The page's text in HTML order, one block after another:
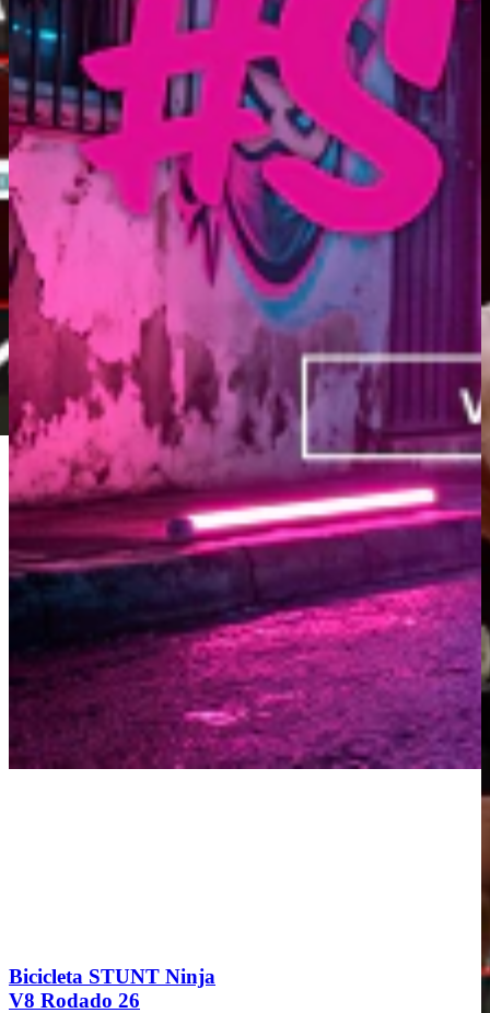
Bicicleta STUNT Ninja
V8 Rodado 26